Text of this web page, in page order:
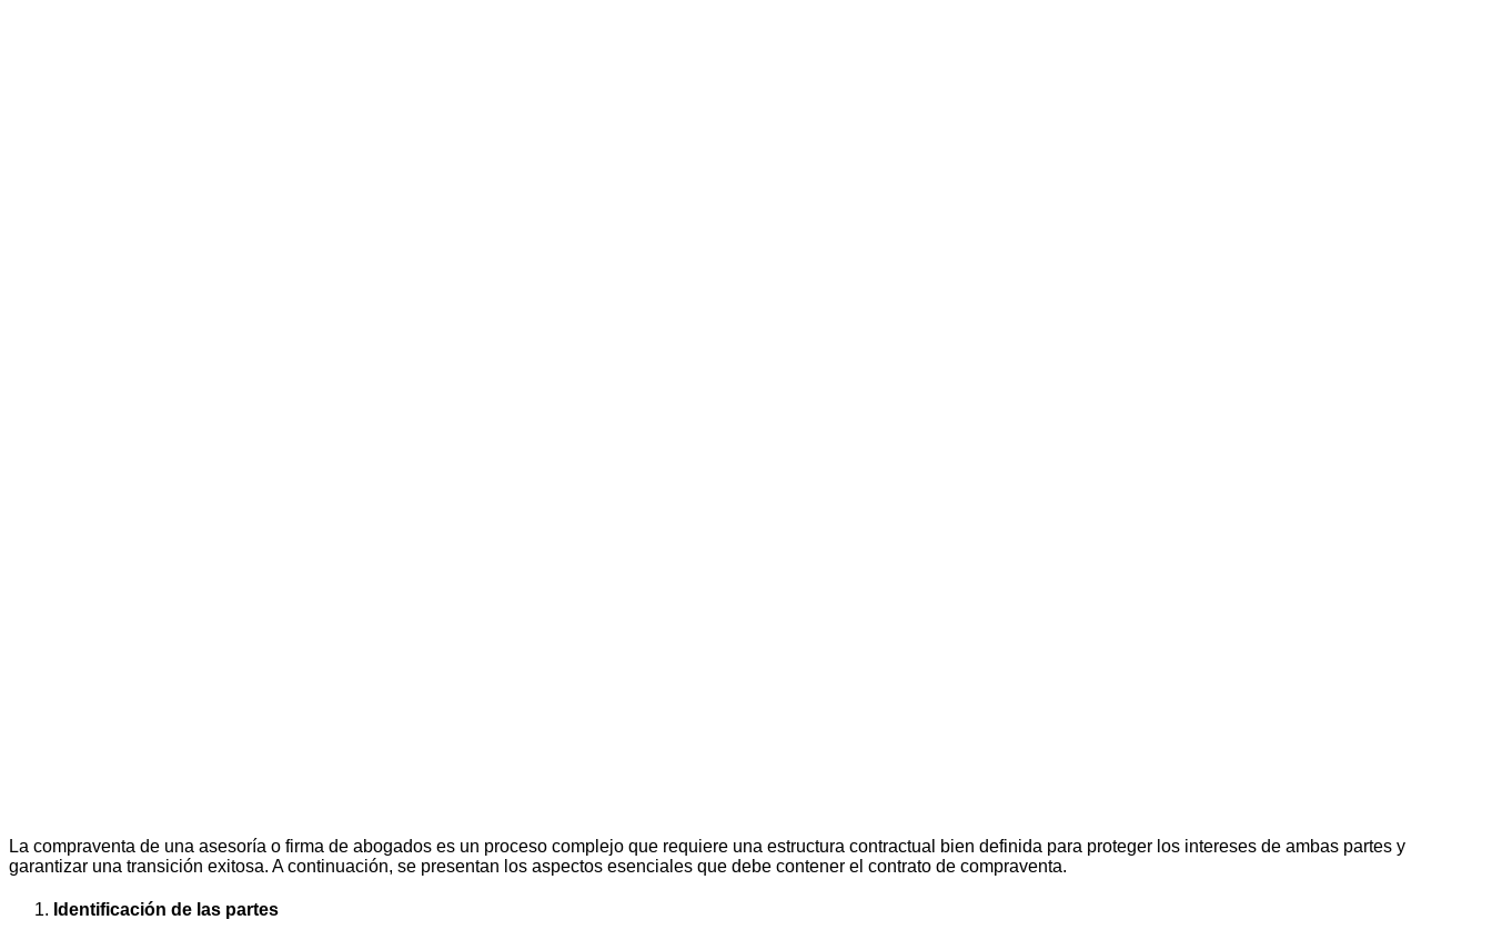
La compraventa de una asesoría o firma de abogados es un proceso complejo que requiere una estructura contractual bien definida para proteger los intereses de ambas partes y
garantizar una transición exitosa. A continuación, se presentan los aspectos esenciales que debe contener el contrato de compraventa.
Identificación de las partes